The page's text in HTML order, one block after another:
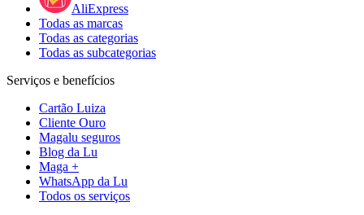
AliExpress
Todas as marcas
Todas as categorias
Todas as subcategorias
Serviços e benefícios
Cartão Luiza
Cliente Ouro
Magalu seguros
Blog da Lu
Maga +
WhatsApp da Lu
Todos os serviços